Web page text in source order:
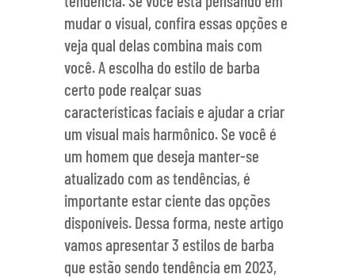
mudar o visual, confira essas opções e
veja qual delas combina mais com
você. A escolha do estilo de barba
certo pode realçar suas
características faciais e ajudar a criar
um visual mais harmônico. Se você é
um homem que deseja manter-se
atualizado com as tendências, é
importante estar ciente das opções
disponíveis. Dessa forma, neste artigo
vamos apresentar 3 estilos de barba
que estão sendo tendência em 2023,